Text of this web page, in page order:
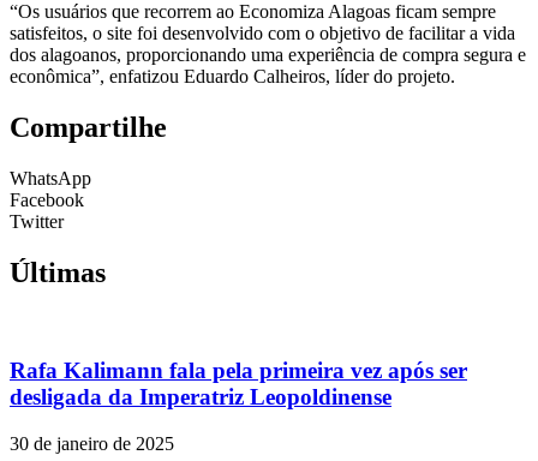
“Os usuários que recorrem ao Economiza Alagoas ficam sempre
satisfeitos, o site foi desenvolvido com o objetivo de facilitar a vida
dos alagoanos, proporcionando uma experiência de compra segura e
econômica”, enfatizou Eduardo Calheiros, líder do projeto.
Compartilhe
WhatsApp
Facebook
Twitter
Últimas
Rafa Kalimann fala pela primeira vez após ser
desligada da Imperatriz Leopoldinense
30 de janeiro de 2025